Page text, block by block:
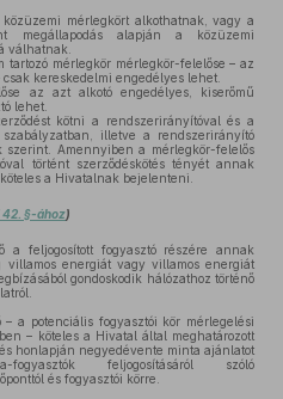
mérlegkört alkothatnak, vagy a
megállapodás alapján a közüzemi
válhatnak.
tartozó mérlegkör mérlegkör-felelőse – az
kereskedelmi engedélyes lehet.
az azt alkotó engedélyes, kiserőmű
lehet.
kötni a rendszerirányítóval és a
illetve a rendszerirányító
szerint. Amennyiben a mérlegkör-felelős
történt szerződéskötés tényét annak
a Hivatalnak bejelenteni.
42. §-ához)
a feljogosított fogyasztó részére annak
villamos energiát vagy villamos energiát
gondoskodik hálózathoz történő
a potenciális fogyasztói kör mérlegelési
– köteles a Hivatal által meghatározott
honlapján negyedévente minta ajánlatot
feljogosításáról szóló
és fogyasztói körre.